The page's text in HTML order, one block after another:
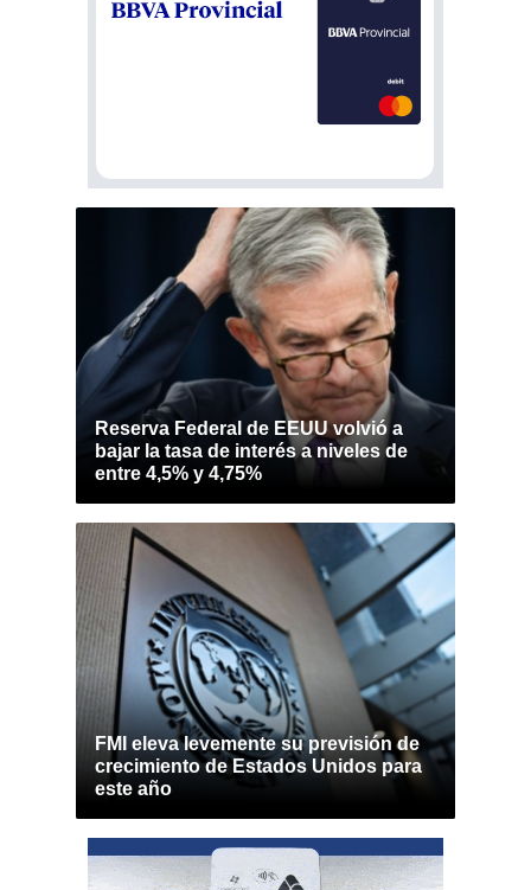
Reserva Federal de EEUU volvió a
bajar la tasa de interés a niveles de
entre 4,5% y 4,75%
FMI eleva levemente su previsión de
crecimiento de Estados Unidos para
este año